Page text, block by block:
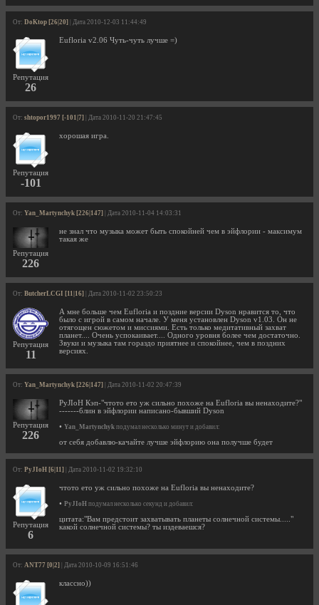
От: DoKtop [26|20] | Дата 2010-12-03 11:44:49
Репутация
26
Eufloria v2.06 Чуть-чуть лучше =)
От: shtopor1997 [-101|7] | Дата 2010-11-20 21:47:45
Репутация
-101
хорошая игра.
От: Yan_Martynchyk [226|147] | Дата 2010-11-04 14:03:31
Репутация
226
не знал что музыка может быть спокойней чем в эйфлории - максимум
такая же
От: ButcherLCGI [11|16] | Дата 2010-11-02 23:50:23
Репутация
11
А мне больше чем Eufloria и поздние версии Dyson нравится то, что
было с игрой в самом начале. У меня установлен Dyson v1.03. Он не
отягощен сюжетом и миссиями. Есть только медитативный захват
планет.... Очень успокаивает.... Одного уровня более чем достаточно.
Звуки и музыка там гораздо приятнее и спокойнее, чем в поздних
версиях.
От: Yan_Martynchyk [226|147] | Дата 2010-11-02 20:47:39
Репутация
226
PyJIoH Кэп-"чтото ето уж сильно похоже на Eufloria вы ненаходите?"
-------блин в эйфлории написано-бывший Dyson
• Yan_Martynchyk подумал несколько минут и добавил:
от себя добавлю-качайте лучше эйфлорию она получше будет
От: PyJIoH [6|11] | Дата 2010-11-02 19:32:10
Репутация
6
чтото ето уж сильно похоже на Eufloria вы ненаходите?
• PyJIoH подумал несколько секунд и добавил:
цитата:"Вам предстоит захватывать планеты солнечной системы....."
какой солнечной системы? ты издеваешся?
От: ANT77 [0|2] | Дата 2010-10-09 16:51:46
классно))